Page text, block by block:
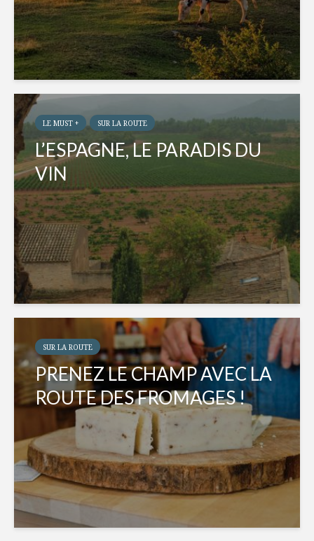
LE MUST + SUR LA ROUTE
L’ESPAGNE, LE PARADIS DU
VIN
SUR LA ROUTE
PRENEZ LE CHAMP AVEC LA
ROUTE DES FROMAGES !